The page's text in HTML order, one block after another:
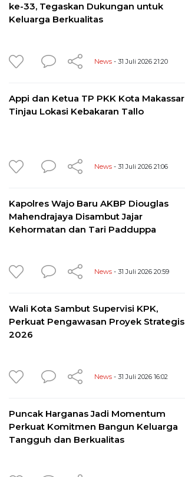
ke-33, Tegaskan Dukungan untuk
Keluarga Berkualitas
News - 31 Juli 2026 21:20
Appi dan Ketua TP PKK Kota Makassar
Tinjau Lokasi Kebakaran Tallo
News - 31 Juli 2026 21:06
Kapolres Wajo Baru AKBP Diouglas
Mahendrajaya Disambut Jajar
Kehormatan dan Tari Padduppa
News - 31 Juli 2026 20:59
Wali Kota Sambut Supervisi KPK,
Perkuat Pengawasan Proyek Strategis
2026
News - 31 Juli 2026 16:02
Puncak Harganas Jadi Momentum
Perkuat Komitmen Bangun Keluarga
Tangguh dan Berkualitas